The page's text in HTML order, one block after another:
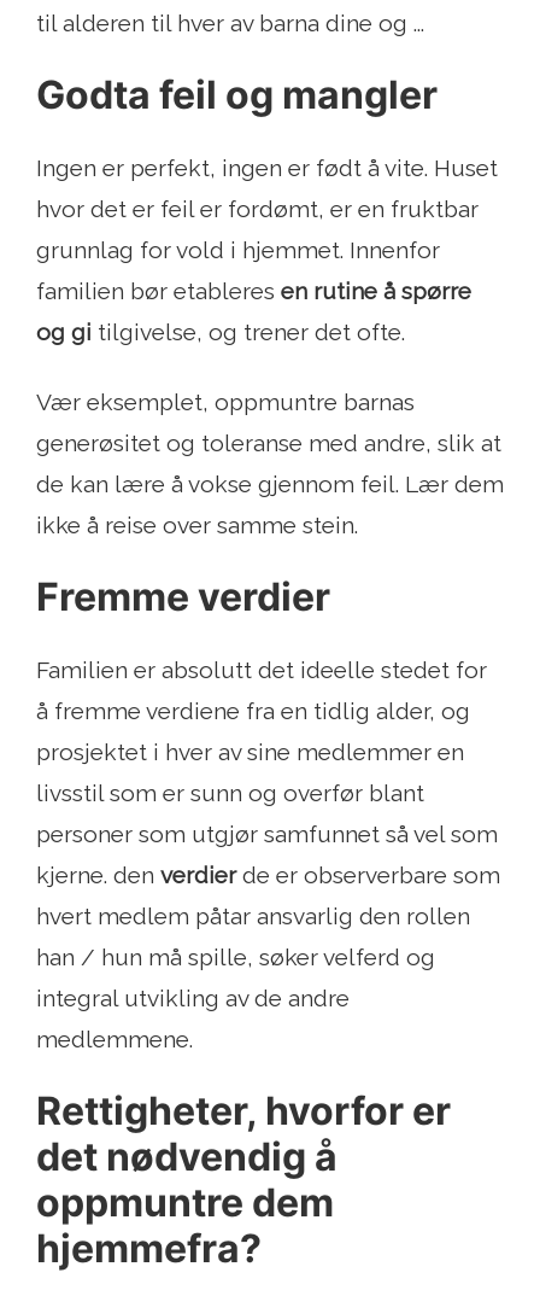
til alderen til hver av barna dine og ...
Godta feil og mangler
Ingen er perfekt, ingen er født å vite. Huset
hvor det er feil er fordømt, er en fruktbar
grunnlag for vold i hjemmet. Innenfor
familien bør etableres en rutine å spørre
og gi tilgivelse, og trener det ofte.
Vær eksemplet, oppmuntre barnas
generøsitet og toleranse med andre, slik at
de kan lære å vokse gjennom feil. Lær dem
ikke å reise over samme stein.
Fremme verdier
Familien er absolutt det ideelle stedet for
å fremme verdiene fra en tidlig alder, og
prosjektet i hver av sine medlemmer en
livsstil som er sunn og overfør blant
personer som utgjør samfunnet så vel som
kjerne. den verdierde er observerbare som
hvert medlem påtar ansvarlig den rollen
han / hun må spille, søker velferd og
integral utvikling av de andre
medlemmene.
Rettigheter, hvorfor er
det nødvendig å
oppmuntre dem
hjemmefra?